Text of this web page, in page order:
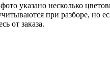
указано несколько
при разборе, но
от заказа.